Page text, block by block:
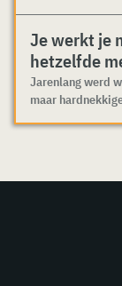
Je werkt je
hetzelfde
Jarenlang werd
maar